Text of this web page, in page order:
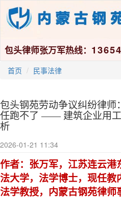
包头律师张万军热线：
首页 民事法律
包头钢苑劳动争议纠纷律师
任跑不了 —— 建筑企业用
析
2026-01-21 11:34
作者：张万军，江苏连云港
法大学，法学博士，现任教
法学教授，内蒙古钢苑律师